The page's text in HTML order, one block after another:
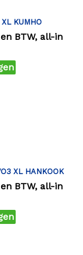
KUMHO
BTW, all-in
XL HANKOOK
BTW, all-in